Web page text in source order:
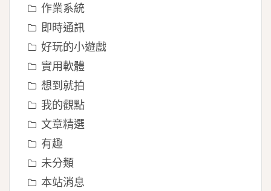
作業系統
即時通訊
好玩的小遊戲
實用軟體
想到就拍
我的觀點
文章精選
有趣
未分類
本站消息